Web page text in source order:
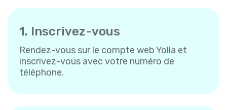
1. Inscrivez-vous
Rendez-vous sur le compte web Yolla et
inscrivez-vous avec votre numéro de
téléphone.